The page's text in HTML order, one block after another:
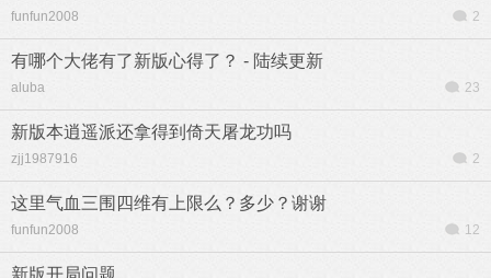
funfun2008 2
有哪个大佬有了新版心得了？ - 陆续更新
aluba 23
新版本逍遥派还拿得到倚天屠龙功吗
zjj1987916 2
这里气血三围四维有上限么？多少？谢谢
funfun2008 12
新版开局问题